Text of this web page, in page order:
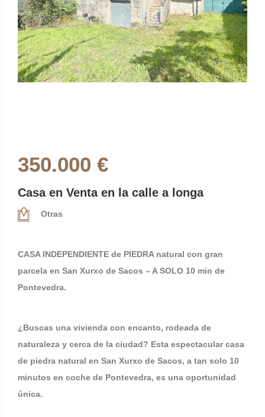
350.000 €
Casa en Venta en la calle a longa
Otras
CASA INDEPENDIENTE de PIEDRA natural con gran
parcela en San Xurxo de Sacos – A SOLO 10 min de
Pontevedra.
¿Buscas una vivienda con encanto, rodeada de
naturaleza y cerca de la ciudad? Esta espectacular casa
de piedra natural en San Xurxo de Sacos, a tan solo 10
minutos en coche de Pontevedra, es una oportunidad
única.